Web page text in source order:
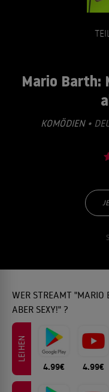
Mario Barth:
KOMÖDIEN•
WER STREAMT "MARIO
ABER SEXY!" ?
LEIHEN
4.99€ 4.99€